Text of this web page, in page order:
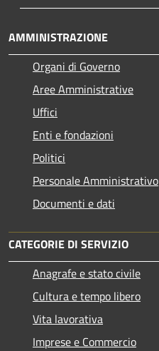
AMMINISTRAZIONE
Organi di Governo
Aree Amministrative
Uffici
Enti e fondazioni
Politici
Personale Amministrativo
Documenti e dati
CATEGORIE DI SERVIZIO
Anagrafe e stato civile
Cultura e tempo libero
Vita lavorativa
Imprese e Commercio